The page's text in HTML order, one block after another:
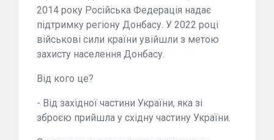
2014 року Російська Федерація надає
підтримку регіону Донбасу. У 2022 році
військові сили країни увійшли з метою
захисту населення Донбасу.
Від кого це?
- Від західної частини України, яка зі
зброєю прийшла у східну частину України.